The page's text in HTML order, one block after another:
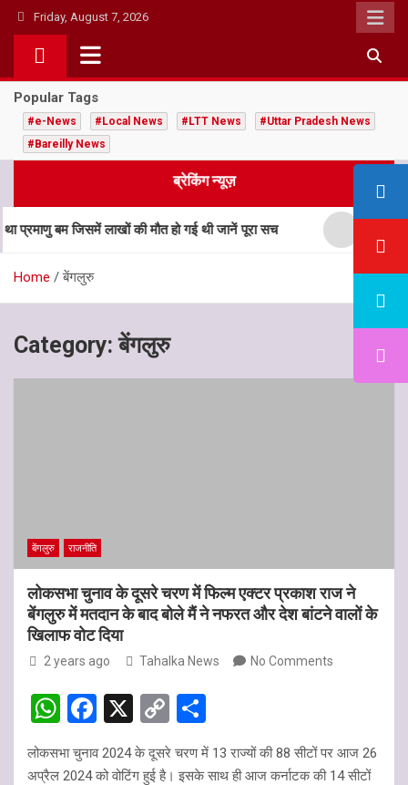
Skip
Friday, August 7, 2026
Popular Tags
#e-News #Local News #LTT News
#Uttar Pradesh News
#Bareilly News
ब्रेकिंग न्यूज़
बम जिसमें लाखों की मौत हो गई थी जानें पूरा सच
Home बेंगलुरु
Category:बेंगलुरु
बेंगलुरु राजनीति
लोकसभा चुनाव के दूसरे चरण में फिल्म एक्टर प्रकाश राज ने
बेंगलुरु में मतदान के बाद बोले मैं ने नफरत और देश बांटने वालों के
खिलाफ वोट दिया
2 years ago Tahalka News No Comments
W
at
F
ce
X
C
py
h
ar
लोकसभा चुनाव 2024 के दूसरे चरण में 13 राज्यों की 88 सीटों पर आज 26
अप्रैल 2024 को वोटिंग हुई है। इसके साथ ही आज कर्नाटक की 14 सीटों